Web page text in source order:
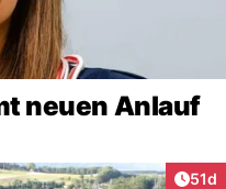
neuen Anlauf
51d